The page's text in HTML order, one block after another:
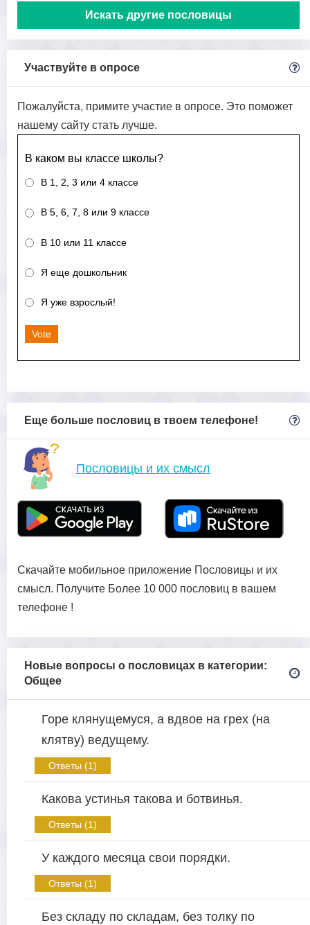
Искать другие пословицы
Участвуйте в опросе
Пожалуйста, примите участие в опросе. Это поможет
нашему сайту стать лучше.
В каком вы классе школы?
В 1, 2, 3 или 4 классе
В 5, 6, 7, 8 или 9 классе
В 10 или 11 классе
Я еще дошкольник
Я уже взрослый!
Vote
Еще больше пословиц в твоем телефоне!
Пословицы и их смысл
Скачайте мобильное приложение Пословицы и их
смысл. Получите Более 10 000 пословиц в вашем
телефоне !
Новые вопросы о пословицах в категории:
Общее
Горе клянущемуся, а вдвое на грех (на
клятву) ведущему.
Ответы (1)
Какова устинья такова и ботвинья.
Ответы (1)
У каждого месяца свои порядки.
Ответы (1)
Без складу по складам, без толку по